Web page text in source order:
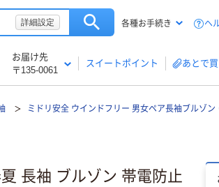
詳細設定 各種お手続き ヘ
お届け先
〒135-0061
スイートポイント あとで買
ミドリ安全 ウインドフリー 男女ペア長袖ブルゾン
長袖 ブルゾン 帯電防止